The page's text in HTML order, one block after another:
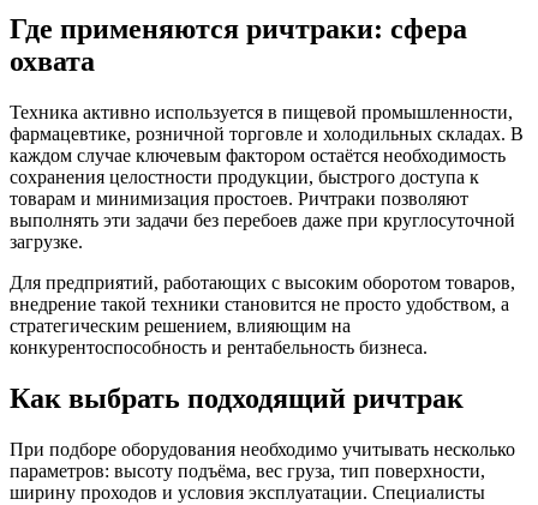
Где применяются ричтраки: сфера
охвата
Техника активно используется в пищевой промышленности,
фармацевтике, розничной торговле и холодильных складах. В
каждом случае ключевым фактором остаётся необходимость
сохранения целостности продукции, быстрого доступа к
товарам и минимизация простоев. Ричтраки позволяют
выполнять эти задачи без перебоев даже при круглосуточной
загрузке.
Для предприятий, работающих с высоким оборотом товаров,
внедрение такой техники становится не просто удобством, а
стратегическим решением, влияющим на
конкурентоспособность и рентабельность бизнеса.
Как выбрать подходящий ричтрак
При подборе оборудования необходимо учитывать несколько
параметров: высоту подъёма, вес груза, тип поверхности,
ширину проходов и условия эксплуатации. Специалисты